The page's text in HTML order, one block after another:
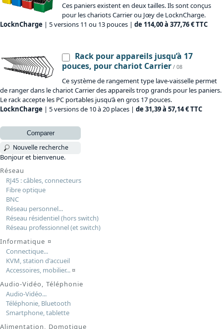
Ces paniers existent en deux tailles. Ils sont conçus
pour les chariots Carrier ou Jœy de LocknCharge.
LocknCharge | 5 versions 11 ou 13 pouces | de 114,00 à 377,76 € TTC
Rack pour appareils jusqu’à 17
pouces, pour chariot Carrier / 08
Ce système de rangement type lave-vaisselle permet
de ranger dans le chariot Carrier des appareils trop grands pour les paniers.
Le rack accepte les PC portables jusqu’à en gros 17 pouces.
LocknCharge | 5 versions de 10 à 20 places | de 31,39 à 57,14 € TTC
Comparer
Nouvelle recherche
Bonjour et bienvenue.
Réseau
RJ45 : câbles, connecteurs
Fibre optique
BNC
Réseau personnel...
Réseau résidentiel (hors switch)
Réseau professionnel (et switch)
Informatique ¤
Connectique...
KVM, station d'accueil
Accessoires, mobilier...¤
Audio-Vidéo, Téléphonie
Audio-Vidéo...
Téléphonie, Bluetooth
Smartphone, tablette
Alimentation, Domotique